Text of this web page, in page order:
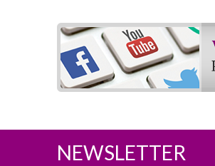
NEWSLETTER